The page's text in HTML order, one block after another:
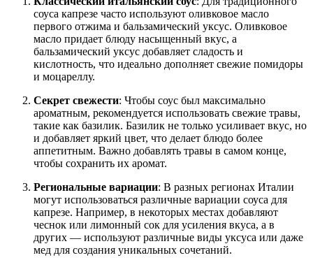
соуса капрезе часто используют оливковое масло
первого отжима и бальзамический уксус. Оливковое
масло придает блюду насыщенный вкус, а
бальзамический уксус добавляет сладость и
кислотность, что идеально дополняет свежие помидоры
и моцареллу.
Секрет свежести: Чтобы соус был максимально
ароматным, рекомендуется использовать свежие травы,
такие как базилик. Базилик не только усиливает вкус, но
и добавляет яркий цвет, что делает блюдо более
аппетитным. Важно добавлять травы в самом конце,
чтобы сохранить их аромат.
Региональные вариации: В разных регионах Италии
могут использоваться различные вариации соуса для
капрезе. Например, в некоторых местах добавляют
чеснок или лимонный сок для усиления вкуса, а в
других — используют различные виды уксуса или даже
мед для создания уникальных сочетаний.